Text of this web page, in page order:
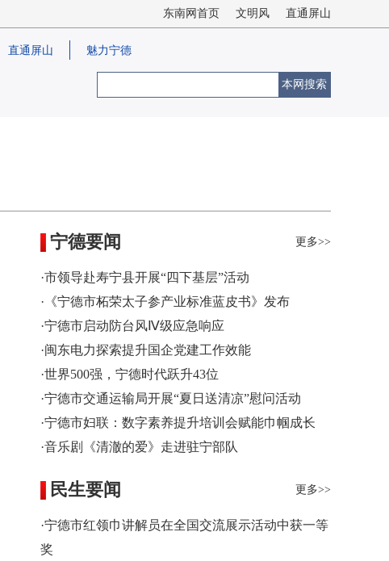
东南网首页 文明风 直通屏山
直通屏山 魅力宁德
本网搜索
更多>>
宁德要闻
·市领导赴寿宁县开展“四下基层”活动
·《宁德市柘荣太子参产业标准蓝皮书》发布
·宁德市启动防台风Ⅳ级应急响应
·闽东电力探索提升国企党建工作效能
·世界500强，宁德时代跃升43位
·宁德市交通运输局开展“夏日送清凉”慰问活动
·宁德市妇联：数字素养提升培训会赋能巾帼成长
·音乐剧《清澈的爱》走进驻宁部队
更多>>
民生要闻
·宁德市红领巾讲解员在全国交流展示活动中获一等
奖